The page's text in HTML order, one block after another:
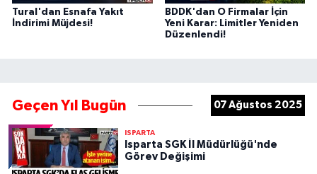
Tural'dan Esnafa Yakıt
İndirimi Müjdesi!
BDDK'dan O Firmalar İçin
Yeni Karar: Limitler Yeniden
Düzenlendi!
Geçen Yıl Bugün 07 Ağustos 2025
ISPARTA
Isparta SGK İl Müdürlüğü'nde
Görev Değişimi